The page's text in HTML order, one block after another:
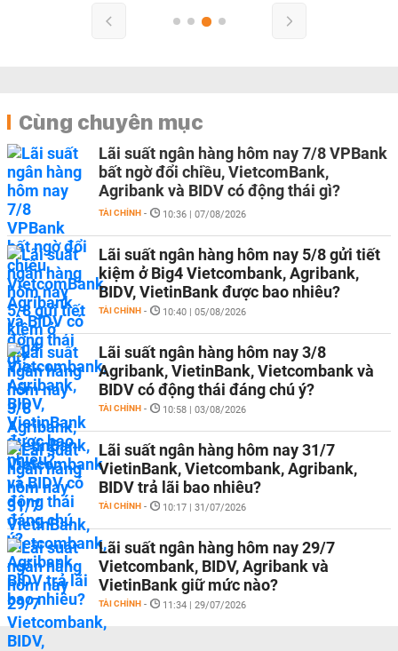
Cùng chuyên mục
Lãi suất ngân hàng hôm nay 7/8 VPBank
bất ngờ đổi chiều, VietcomBank,
Agribank và BIDV có động thái gì?
TÀI CHÍNH - 10:36 | 07/08/2026
Lãi suất ngân hàng hôm nay 5/8 gửi tiết
kiệm ở Big4 Vietcombank, Agribank,
BIDV, VietinBank được bao nhiêu?
TÀI CHÍNH - 10:40 | 05/08/2026
Lãi suất ngân hàng hôm nay 3/8
Agribank, VietinBank, Vietcombank và
BIDV có động thái đáng chú ý?
TÀI CHÍNH - 10:58 | 03/08/2026
Lãi suất ngân hàng hôm nay 31/7
VietinBank, Vietcombank, Agribank,
BIDV trả lãi bao nhiêu?
TÀI CHÍNH - 10:17 | 31/07/2026
Lãi suất ngân hàng hôm nay 29/7
Vietcombank, BIDV, Agribank và
VietinBank giữ mức nào?
TÀI CHÍNH - 11:34 | 29/07/2026